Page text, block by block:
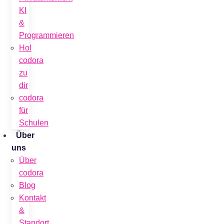
KI
&
Programmieren
Hol
codora
zu
dir
codora
für
Schulen
Über
uns
Über
codora
Blog
Kontakt
&